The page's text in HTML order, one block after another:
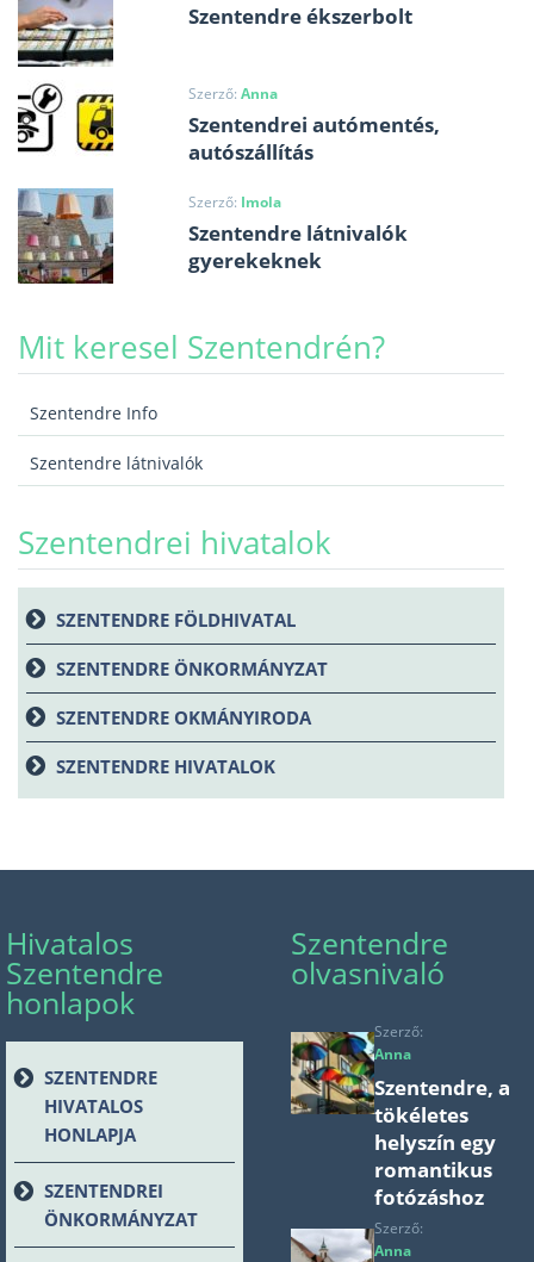
Szentendre ékszerbolt
Szerző: Anna
Szentendrei autómentés,
autószállítás
Szerző: Imola
Szentendre látnivalók
gyerekeknek
Mit keresel Szentendrén?
Szentendre Info
Szentendre látnivalók
Szentendrei hivatalok
SZENTENDRE FÖLDHIVATAL
SZENTENDRE ÖNKORMÁNYZAT
SZENTENDRE OKMÁNYIRODA
SZENTENDRE HIVATALOK
Hivatalos
Szentendre
honlapok
SZENTENDRE
HIVATALOS
HONLAPJA
SZENTENDREI
ÖNKORMÁNYZAT
Szentendre
olvasnivaló
Szerző:
Anna
Szentendre, a
tökéletes
helyszín egy
romantikus
fotózáshoz
Szerző:
Anna